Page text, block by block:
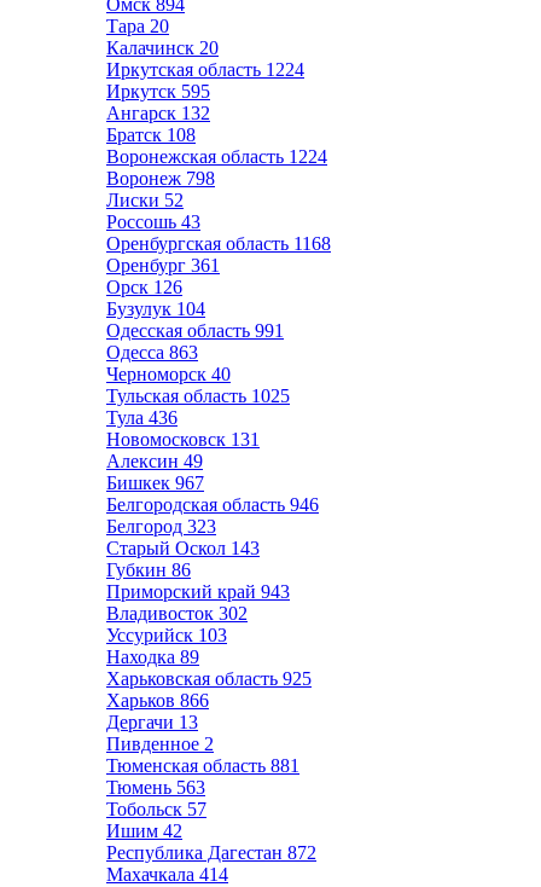
Омск 894
Тара 20
Калачинск 20
Иркутская область 1224
Иркутск 595
Ангарск 132
Братск 108
Воронежская область 1224
Воронеж 798
Лиски 52
Россошь 43
Оренбургская область 1168
Оренбург 361
Орск 126
Бузулук 104
Одесская область 991
Одесса 863
Черноморск 40
Тульская область 1025
Тула 436
Новомосковск 131
Алексин 49
Бишкек 967
Белгородская область 946
Белгород 323
Старый Оскол 143
Губкин 86
Приморский край 943
Владивосток 302
Уссурийск 103
Находка 89
Харьковская область 925
Харьков 866
Дергачи 13
Пивденное 2
Тюменская область 881
Тюмень 563
Тобольск 57
Ишим 42
Республика Дагестан 872
Махачкала 414